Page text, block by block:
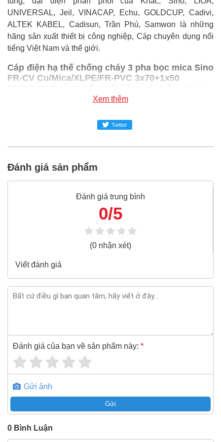
UNIVERSAL, Jeil, VINACAP, Echu, GOLDCUP, Cadivi,
ALTEK KABEL, Cadisun, Trần Phú, Samwon là những
hãng sản xuất thiết bị công nghiệp, Cáp chuyên dụng nổi
tiếng Việt Nam và thế giới.
Cáp điện hạ thế chống cháy 3 pha bọc mica Sino
FR-CV Cu/Mica/XLPE/FR-PVC 3x70+1x50
bạn có thể mua Cáp điện hạ thế chống cháy 3
3x70+1x50 600V/1KV giá rẻ nhất tại Super-mro
SUPER-MRO.COM cam kết:
GiáCáp điện hạ thế chống cháy 3 pha bọc mica Sino
FR-CV Cu/Mica/XLPE/FR-PVC 3x70+1x50 600V/1KV
rẻ nhất trong ngành công nghiệp MRO
Cáp điện hạ thế chống cháy 3 pha bọc mica Sino FR-
Bao 1 đổi 1 trong 24 giờ
Nếu bạn cần thêm thông tin củaCáp điện hạ thế chống
cháy 3 pha bọc mica Sino FR-CV Cu/Mica/XLPE/FR-
Xem thêm
Twitter
Đánh giá sản phẩm
Đánh giá trung bình
0/5
(0 nhận xét)
Viết đánh giá
Đánh giá của bạn về sản phẩm này: *
Gửi ảnh
Gửi
0 Bình Luận